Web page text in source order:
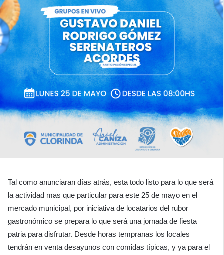
Tal como anunciaran días atrás, esta todo listo para lo que será
la actividad mas que particular para este 25 de mayo en el
mercado municipal, por iniciativa de locatarios del rubor
gastronómico se prepara lo que será una jornada de fiesta
patria para disfrutar. Desde horas tempranas los locales
tendrán en venta desayunos con comidas típicas, y ya para el